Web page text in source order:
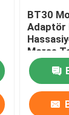
BT30
Adaptör
Morse